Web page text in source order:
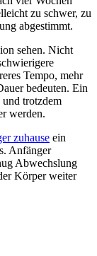
zu schwer, zu
abgestimmt.
sehen. Nicht
Tempo, mehr
bedeuten. Ein
trotzdem
werden.
zuhause ein
Anfänger
Abwechslung
Körper weiter